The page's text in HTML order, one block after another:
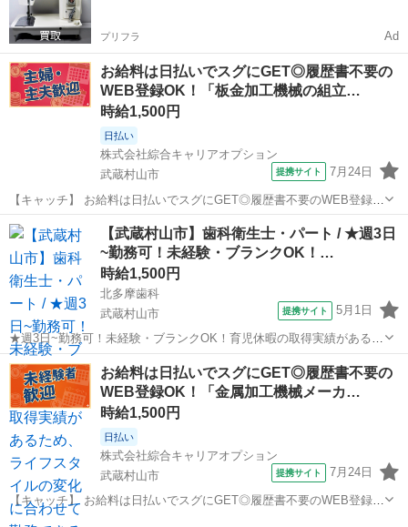
プリフラ Ad
お給料は日払いでスグにGET◎履歴書不要の
WEB登録OK！「板金加工機械の組立…
時給1,500円
日払い
株式会社綜合キャリアオプション
武蔵村山市
提携サイト 7月24日
【キャッチ】 お給料は日払いでスグにGET◎履歴書不要のWEB登録
OK！「板金加工機械の組立・検査」高時給1500円！昭島周辺！20代～
40代のスタッフが多数活躍中★ 【コメント】 製造のお仕事をお探しに
おススメ♪ 「未...
東京 武蔵村山市 工場
【武蔵村山市】歯科衛生士・パート / ★週3日
~勤務可！未経験・ブランクOK！…
時給1,500円
北多摩歯科
武蔵村山市
提携サイト 5月1日
★週3日~勤務可！未経験・ブランクOK！育児休暇の取得実績があるた
め、ライフスタイルの変化に合わせて勤務できる環境です★ 時給：
1,500円~1,600円 アクセス：多摩モノレール 上北台 徒歩10分;多摩モ
ノレール ...
東京 武蔵村山市 歯科衛生士
お給料は日払いでスグにGET◎履歴書不要の
WEB登録OK！「金属加工機械メーカ…
時給1,500円
日払い
株式会社綜合キャリアオプション
武蔵村山市
提携サイト 7月24日
【キャッチ】 お給料は日払いでスグにGET◎履歴書不要のWEB登録
OK！「金属加工機械メーカーのルート営業」高時給1500円！昭島周